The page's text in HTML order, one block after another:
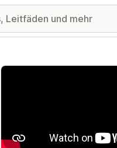
Vorgestellte Bildergalerie